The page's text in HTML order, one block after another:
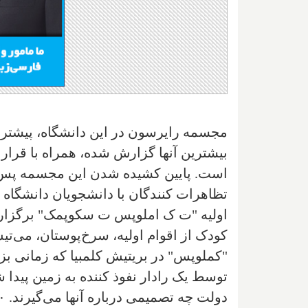
مجسمه رایرسون در این دانشگاه،
است. پایین کشیده شدن این مجسمه
تظاهرات کنندگان با دانشجویان
کودک از اقوام اولیه، سرخ‌پوستان،
"کملوپس" در بریتیش کلمبیا که زمانی
توسط یک رادار نفوذ کننده به زمین